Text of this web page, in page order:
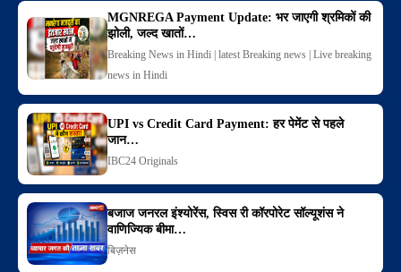
MGNREGA Payment Update: भर जाएगी श्रमिकों की
झोली, जल्द खातों…
Breaking News in Hindi | latest Breaking news | Live breaking
news in Hindi
UPI vs Credit Card Payment: हर पेमेंट से पहले
जान…
IBC24 Originals
बजाज जनरल इंश्योरेंस, स्विस री कॉरपोरेट सॉल्यूशंस ने
वाणिज्यिक बीमा…
बिज़नेस